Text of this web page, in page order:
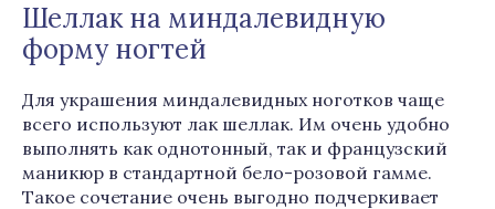
Шеллак на миндалевидную
форму ногтей
Для украшения миндалевидных ноготков чаще
всего используют лак шеллак. Им очень удобно
выполнять как однотонный, так и французский
маникюр в стандартной бело-розовой гамме.
Такое сочетание очень выгодно подчеркивает